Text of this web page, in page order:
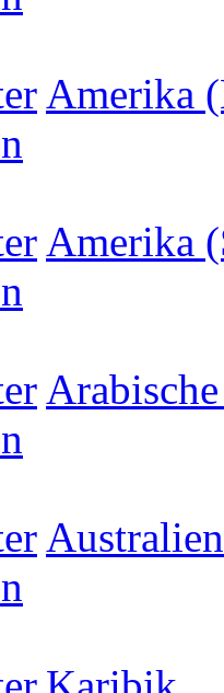
Amerika
Amerika
Australien